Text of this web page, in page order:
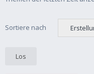
Sortiere nach